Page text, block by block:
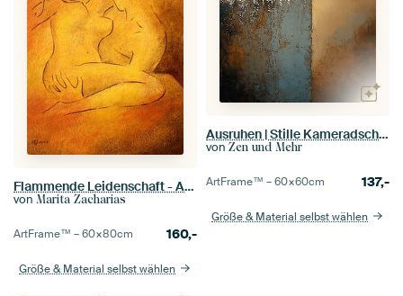
Flammende Leidenschaft - Aktmalerei Liebespaare
von Marita Zacharias
ArtFrame™ –60×80cm 160,-
Größe & Material selbst wählen
Ausruhen | Stille Kameradschaft
von Zen und Mehr
ArtFrame™ –60×60cm 137,-
Größe & Material selbst wählen